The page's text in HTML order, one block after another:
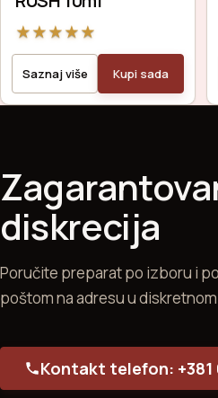
★★★★★
Saznaj više Kupi sada
diskrecija
Poručite preparat po izboru i
poštom na adresu u
Kontakt telefon: +381